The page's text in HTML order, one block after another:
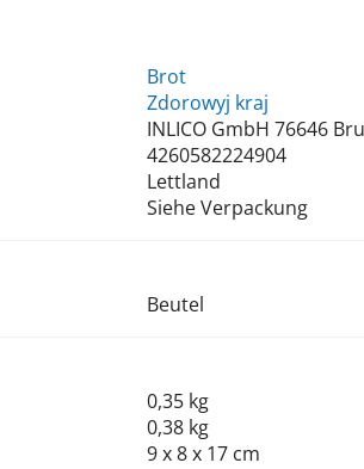
Brot
Zdorowyj kraj
INLICO GmbH 76646
4260582224904
Lettland
Siehe Verpackung
Beutel
0,35 kg
0,38 kg
9 x 8 x 17 cm